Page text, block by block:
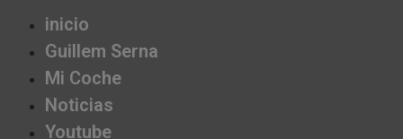
inicio
Guillem Serna
Mi Coche
Noticias
Youtube